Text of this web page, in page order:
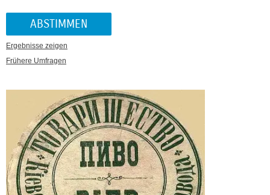
Ergebnisse zeigen
Frühere Umfragen